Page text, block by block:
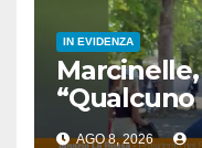
IN EVIDENZA
Marcinelle,
voltare le
AGO 8, 2026